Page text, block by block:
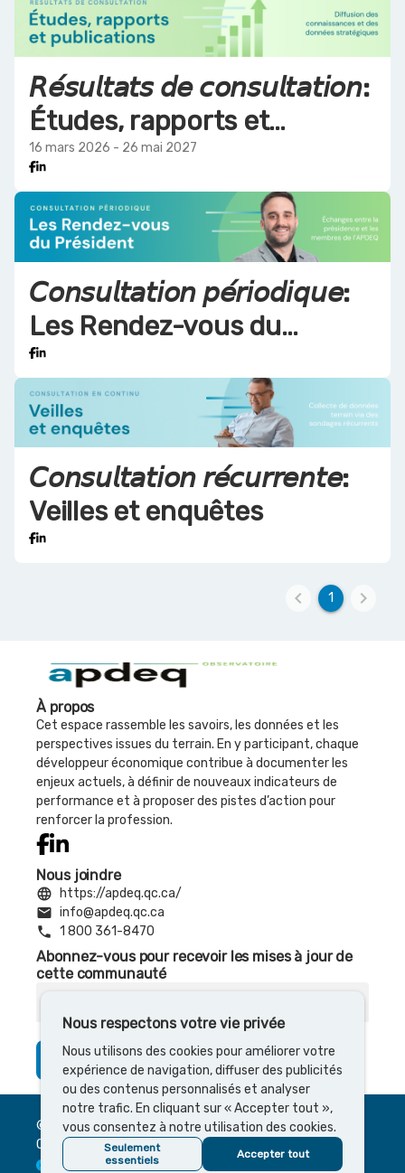
𝘙𝘦́𝘴𝘶𝘭𝘵𝘢𝘵𝘴 𝘥𝘦 𝘤𝘰𝘯𝘴𝘶𝘭𝘵𝘢𝘵𝘪𝘰𝘯:
Études, rapports et
publications
16 mars 2026 - 26 mai 2027
𝘊𝘰𝘯𝘴𝘶𝘭𝘵𝘢𝘵𝘪𝘰𝘯 𝘱𝘦́𝘳𝘪𝘰𝘥𝘪𝘲𝘶𝘦:
Les Rendez-vous du
Président
𝘊𝘰𝘯𝘴𝘶𝘭𝘵𝘢𝘵𝘪𝘰𝘯 𝘳𝘦́𝘤𝘶𝘳𝘳𝘦𝘯𝘵𝘦:
Veilles et enquêtes
keyboard_arrow_left 1 keyboard_arrow_right
À propos
Cet espace rassemble les savoirs, les données et les
perspectives issues du terrain. En y participant, chaque
développeur économique contribue à documenter les
enjeux actuels, à définir de nouveaux indicateurs de
performance et à proposer des pistes d’action pour
renforcer la profession.
Nous joindre
language https://apdeq.qc.ca/
email info@apdeq.qc.ca
phone 1 800 361-8470
Abonnez-vous pour recevoir les mises à jour de
cette communauté
S’abonner
© 2026 Cocoriko
Conditions
Confidentialité Modération
Nous respectons votre vie privée
Nous utilisons des cookies pour améliorer votre
expérience de navigation, diffuser des publicités
ou des contenus personnalisés et analyser
notre trafic. En cliquant sur « Accepter tout »,
vous consentez à notre utilisation des cookies.
Seulement
essentiels
Accepter tout